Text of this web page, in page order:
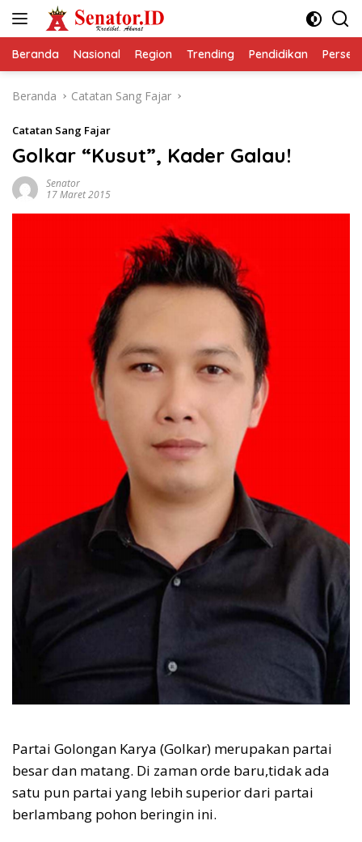
Beranda Nasional Region Trending Pendidikan
Beranda Catatan Sang Fajar
Catatan Sang Fajar
Golkar “Kusut”, Kader Galau!
Senator
17 Maret 2015
Partai Golongan Karya (Golkar) merupakan partai
besar dan matang. Di zaman orde baru,tidak ada
satu pun partai yang lebih superior dari partai
berlambang pohon beringin ini.